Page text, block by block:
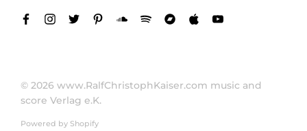
© 2026 www.RalfChristophKaiser.com music and
score Verlag e.K.
Powered by Shopify